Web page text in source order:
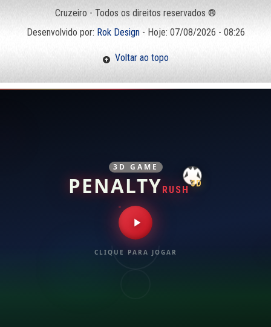
Cruzeiro - Todos os direitos reservados ®
Desenvolvido por: Rok Design- Hoje: 07/08/2026 - 08:26
Voltar ao topo
3D GAME
PENALTY RUSH
3D
CLIQUE PARA JOGAR